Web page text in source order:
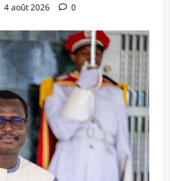
4 août 2026 0